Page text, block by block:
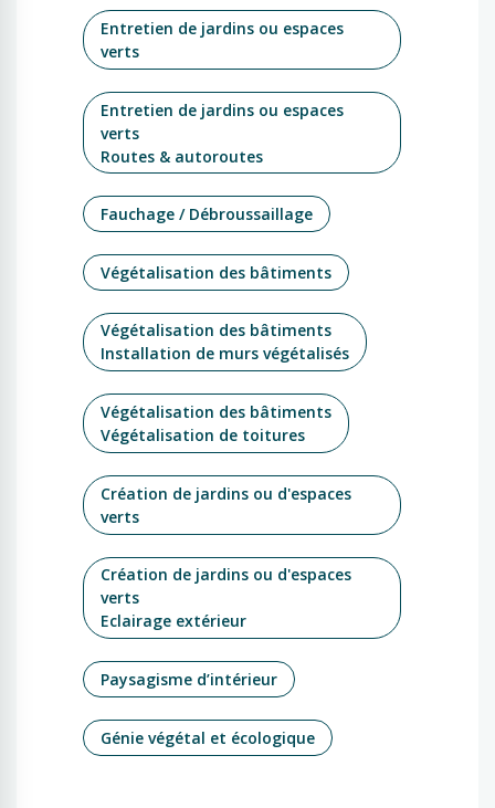
Entretien de jardins ou espaces
verts
Entretien de jardins ou espaces
verts
Routes & autoroutes
Fauchage / Débroussaillage
Végétalisation des bâtiments
Végétalisation des bâtiments
Installation de murs végétalisés
Végétalisation des bâtiments
Végétalisation de toitures
Création de jardins ou d'espaces
verts
Création de jardins ou d'espaces
verts
Eclairage extérieur
Paysagisme d’intérieur
Génie végétal et écologique